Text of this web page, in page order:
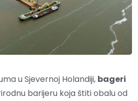
u Sjevernoj Holandiji, bageri
barijeru koja štiti obalu od